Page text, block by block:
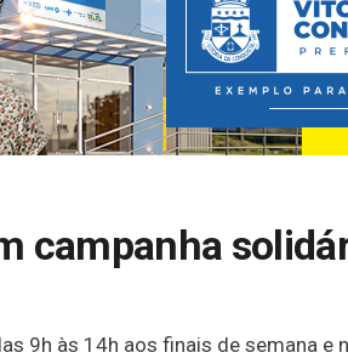
campanha
9h às 14h aos finais de semana e